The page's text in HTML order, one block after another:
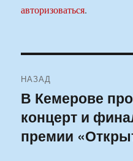
авторизоваться.
по
записям
НАЗАД
Предыдущая
запись:
В Кемерове
концерт и
премии